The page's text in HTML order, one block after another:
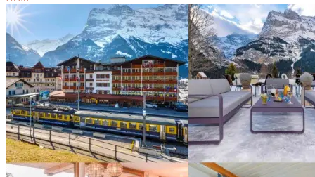
奧
地
利
精
選
路
線
以
及